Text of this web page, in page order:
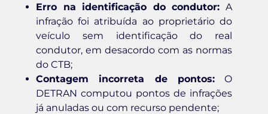
Erro na identificação do condutor: A
infração foi atribuída ao proprietário do
veículo sem identificação do real
condutor, em desacordo com as normas
do CTB;
Contagem incorreta de pontos:O
DETRAN computou pontos de infrações
já anuladas ou com recurso pendente;